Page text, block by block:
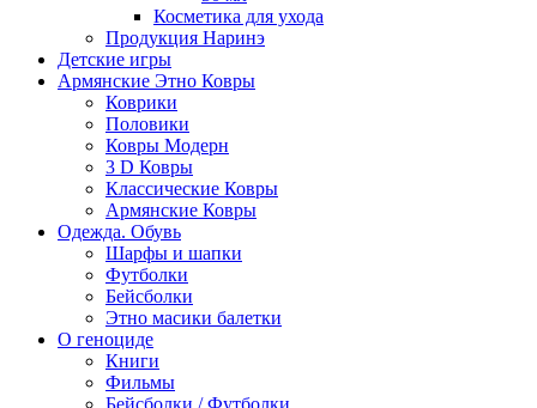
Косметика для ухода
Продукция Наринэ
Детские игры
Армянские Этно Ковры
Коврики
Половики
Ковры Модерн
3 D Ковры
Классические Ковры
Армянские Ковры
Одежда. Обувь
Шарфы и шапки
Футболки
Бейсболки
Этно масики балетки
О геноциде
Книги
Фильмы
Бейсболки / Футболки